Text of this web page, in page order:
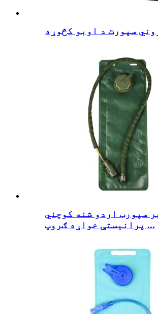
سپورت د اوبو کڅوړه
سپورټ اردو شنه کوچني
پرانیستې خواړه ګروپ ...